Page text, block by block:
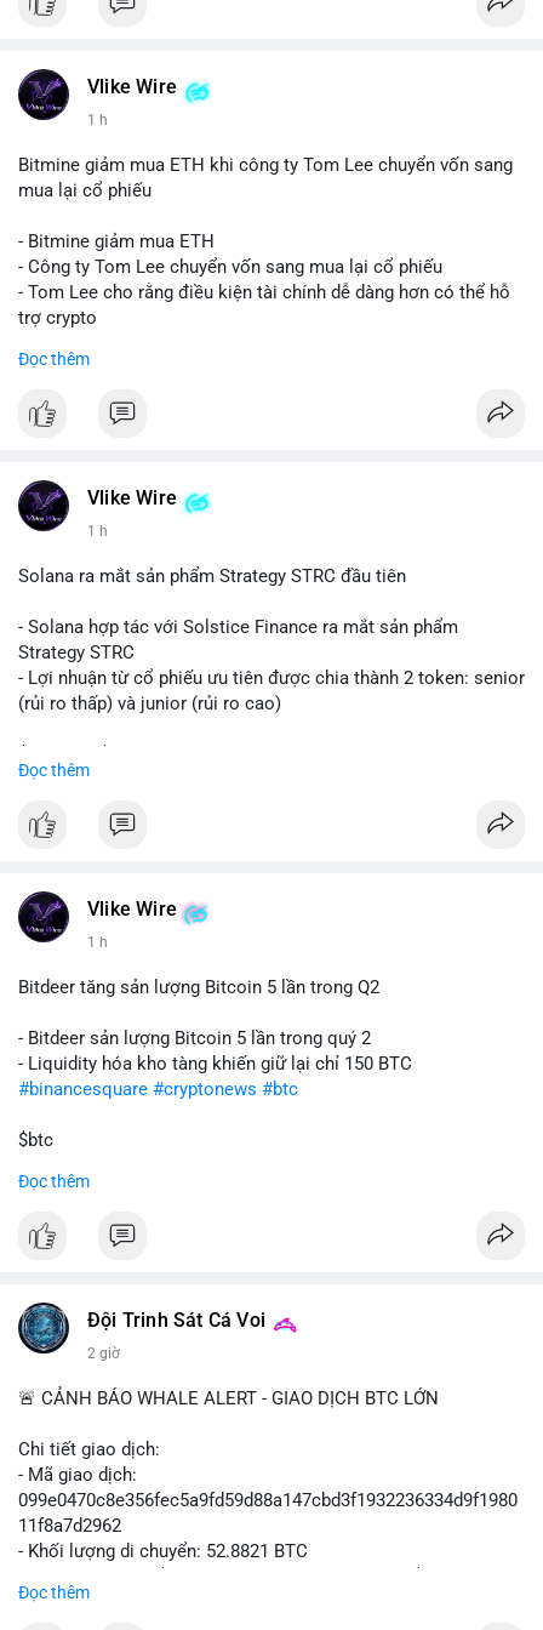
Vlike Wire
1 h
Bitmine giảm mua ETH khi công ty Tom Lee chuyển vốn sang
mua lại cổ phiếu
- Bitmine giảm mua ETH
- Công ty Tom Lee chuyển vốn sang mua lại cổ phiếu
- Tom Lee cho rằng điều kiện tài chính dễ dàng hơn có thể hỗ
trợ crypto
nghỉ tháng 8
#binancesquare
#vlikevn #titanbot
📰 Nguồn: CoinDesk
Đọc thêm
Vlike Wire
1 h
Solana ra mắt sản phẩm Strategy STRC đầu tiên
- Solana hợp tác với Solstice Finance ra mắt sản phẩm
Strategy STRC
- Lợi nhuận từ cổ phiếu ưu tiên được chia thành 2 token: senior
(rủi ro thấp) và junior (rủi ro cao)
Đọc thêm
Vlike Wire
1 h
Bitdeer tăng sản lượng Bitcoin 5 lần trong Q2
- Bitdeer sản lượng Bitcoin 5 lần trong quý 2
- Liquidity hóa kho tàng khiến giữ lại chỉ 150 BTC
#binancesquare #cryptonews #btc
$btc
#vlikevn
📰 Nguồn: Cointelegraph
Đọc thêm
Đội Trinh Sát Cá Voi
2 giờ
🚨 CẢNH BÁO WHALE ALERT - GIAO DỊCH BTC LỚN
Chi tiết giao dịch:
- Mã giao dịch:
099e0470c8e356fec5a9fd59d88a147cbd3f1932236334d9f1980
11f8a7d2962
- Khối lượng di chuyển: 52.8821 BTC
USD)
Đọc thêm